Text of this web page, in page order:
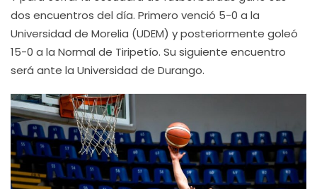
dos encuentros del día. Primero venció 5-0 a la
Universidad de Morelia (UDEM) y posteriormente goleó
15-0 a la Normal de Tiripetío. Su siguiente encuentro
será ante la Universidad de Durango.